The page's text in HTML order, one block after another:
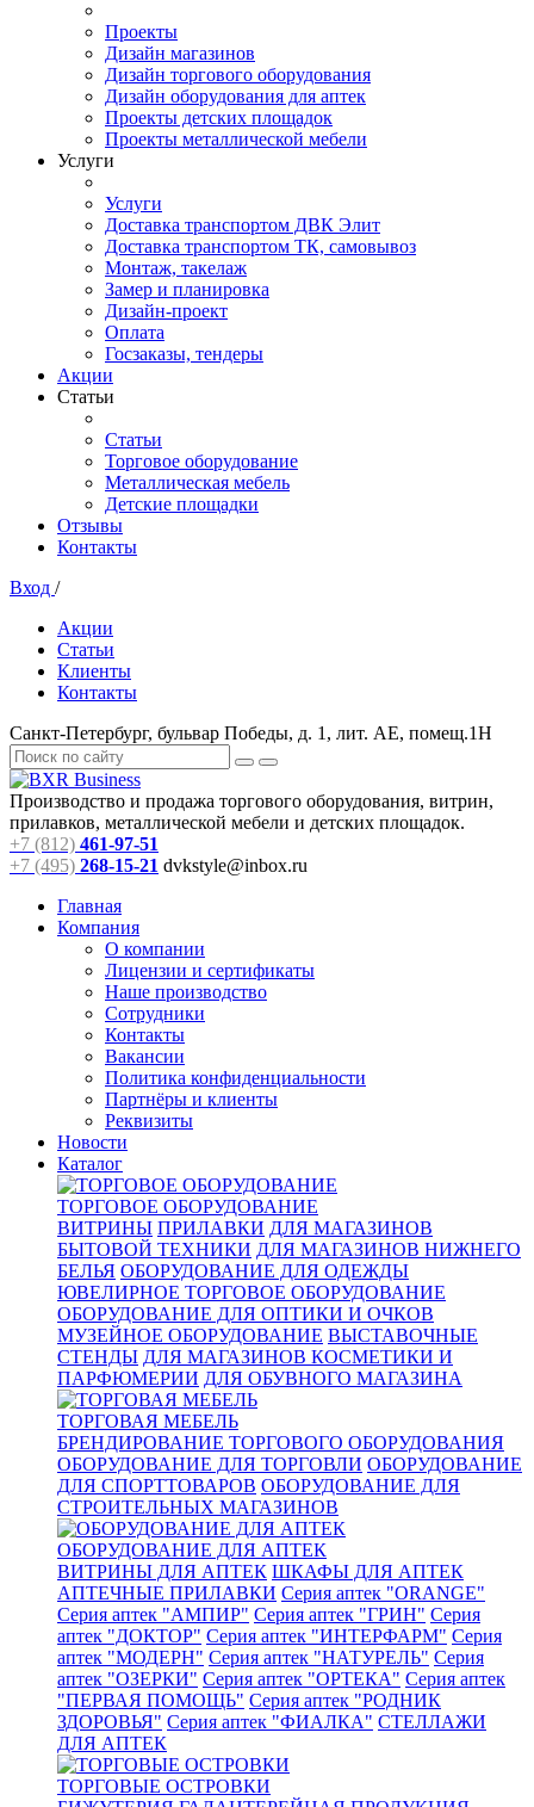
Проекты
Дизайн магазинов
Дизайн торгового оборудования
Дизайн оборудования для аптек
Проекты детских площадок
Проекты металлической мебели
Услуги
Услуги
Доставка транспортом ДВК Элит
Доставка транспортом ТК, самовывоз
Монтаж, такелаж
Замер и планировка
Дизайн-проект
Оплата
Госзаказы, тендеры
Акции
Статьи
Статьи
Торговое оборудование
Металлическая мебель
Детские площадки
Отзывы
Контакты
Вход /
Акции
Статьи
Клиенты
Контакты
Санкт-Петербург, бульвар Победы, д. 1, лит. АЕ, помещ.1Н
Производство и продажа торгового оборудования, витрин,
прилавков, металлической мебели и детских площадок.
+7 (812) 461-97-51
+7 (495) 268-15-21 dvkstyle@inbox.ru
Главная
Компания
О компании
Лицензии и сертификаты
Наше производство
Сотрудники
Контакты
Вакансии
Политика конфиденциальности
Партнёры и клиенты
Реквизиты
Новости
Каталог
ТОРГОВОЕ ОБОРУДОВАНИЕ
ВИТРИНЫ ПРИЛАВКИ ДЛЯ МАГАЗИНОВ
БЫТОВОЙ ТЕХНИКИ ДЛЯ МАГАЗИНОВ НИЖНЕГО
БЕЛЬЯ ОБОРУДОВАНИЕ ДЛЯ ОДЕЖДЫ
ЮВЕЛИРНОЕ ТОРГОВОЕ ОБОРУДОВАНИЕ
ОБОРУДОВАНИЕ ДЛЯ ОПТИКИ И ОЧКОВ
МУЗЕЙНОЕ ОБОРУДОВАНИЕ ВЫСТАВОЧНЫЕ
СТЕНДЫ ДЛЯ МАГАЗИНОВ КОСМЕТИКИ И
ПАРФЮМЕРИИ ДЛЯ ОБУВНОГО МАГАЗИНА
ТОРГОВАЯ МЕБЕЛЬ
БРЕНДИРОВАНИЕ ТОРГОВОГО ОБОРУДОВАНИЯ
ОБОРУДОВАНИЕ ДЛЯ ТОРГОВЛИ ОБОРУДОВАНИЕ
ДЛЯ СПОРТТОВАРОВ ОБОРУДОВАНИЕ ДЛЯ
СТРОИТЕЛЬНЫХ МАГАЗИНОВ
ОБОРУДОВАНИЕ ДЛЯ АПТЕК
ВИТРИНЫ ДЛЯ АПТЕК ШКАФЫ ДЛЯ АПТЕК
АПТЕЧНЫЕ ПРИЛАВКИ Серия аптек "ORANGE"
Серия аптек "АМПИР" Серия аптек "ГРИН" Серия
аптек "ДОКТОР" Серия аптек "ИНТЕРФАРМ" Серия
аптек "МОДЕРН" Серия аптек "НАТУРЕЛЬ" Серия
аптек "ОЗЕРКИ" Серия аптек "ОРТЕКА" Серия аптек
"ПЕРВАЯ ПОМОЩЬ" Серия аптек "РОДНИК
ЗДОРОВЬЯ" Серия аптек "ФИАЛКА" СТЕЛЛАЖИ
ДЛЯ АПТЕК
ТОРГОВЫЕ ОСТРОВКИ